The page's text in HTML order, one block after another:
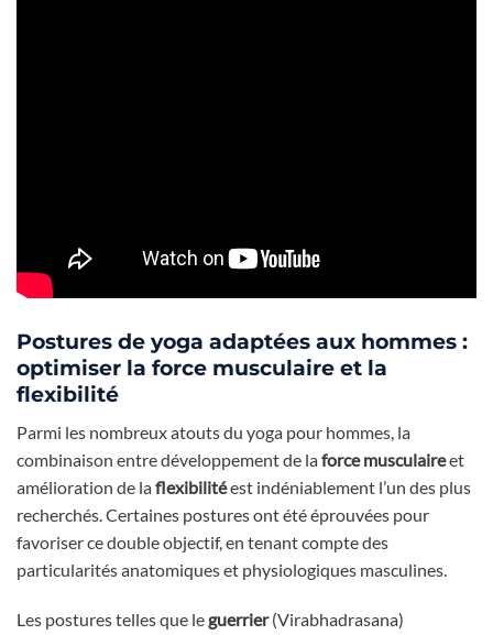
Postures de yoga adaptées aux hommes :
optimiser la force musculaire et la
flexibilité
Parmi les nombreux atouts du yoga pour hommes, la
combinaison entre développement de laforce musculaireet
amélioration de laflexibilitéest indéniablement l’un des plus
recherchés. Certaines postures ont été éprouvées pour
favoriser ce double objectif, en tenant compte des
particularités anatomiques et physiologiques masculines.
Les postures telles que leguerrier(Virabhadrasana)